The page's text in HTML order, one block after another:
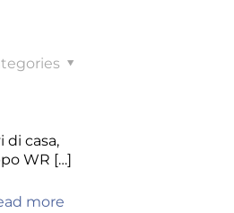
di casa,
WR […]
more